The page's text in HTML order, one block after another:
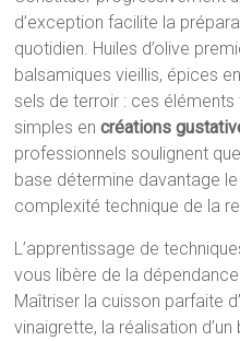
d’exception facilite la
quotidien. Huiles d’olive
balsamiques vieillis, épices
sels de terroir : ces
simples encréations
professionnels soulignent
base détermine davantage
complexité technique de la
L’apprentissage de
vous libère de la
Maîtriser la cuisson parfaite
vinaigrette, la réalisation